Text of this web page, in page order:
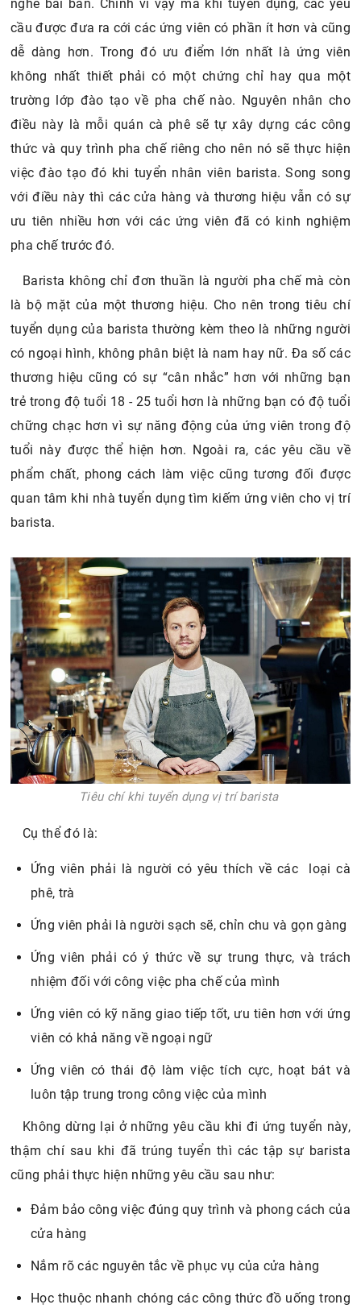
nghề bài bản. Chính vì vậy mà khi tuyển dụng, các yêu
cầu được đưa ra cới các ứng viên có phần ít hơn và cũng
dễ dàng hơn. Trong đó ưu điểm lớn nhất là ứng viên
không nhất thiết phải có một chứng chỉ hay qua một
trường lớp đào tạo về pha chế nào. Nguyên nhân cho
điều này là mỗi quán cà phê sẽ tự xây dựng các công
thức và quy trình pha chế riêng cho nên nó sẽ thực hiện
việc đào tạo đó khi tuyển nhân viên barista. Song song
với điều này thì các cửa hàng và thương hiệu vẫn có sự
ưu tiên nhiều hơn với các ứng viên đã có kinh nghiệm
pha chế trước đó.
Barista không chỉ đơn thuần là người pha chế mà còn
là bộ mặt của một thương hiệu. Cho nên trong tiêu chí
tuyển dụng của barista thường kèm theo là những người
có ngoại hình, không phân biệt là nam hay nữ. Đa số các
thương hiệu cũng có sự “cân nhắc” hơn với những bạn
trẻ trong độ tuổi 18 - 25 tuổi hơn là những bạn có độ tuổi
chững chạc hơn vì sự năng động của ứng viên trong độ
tuổi này được thể hiện hơn. Ngoài ra, các yêu cầu về
phẩm chất, phong cách làm việc cũng tương đối được
quan tâm khi nhà tuyển dụng tìm kiếm ứng viên cho vị trí
barista.
Tiêu chí khi tuyển dụng vị trí barista
Cụ thể đó là:
Ứng viên phải là người có yêu thích về các loại cà
phê, trà
Ứng viên phải là người sạch sẽ, chỉn chu và gọn gàng
Ứng viên phải có ý thức về sự trung thực, và trách
nhiệm đối với công việc pha chế của mình
Ứng viên có kỹ năng giao tiếp tốt, ưu tiên hơn với ứng
viên có khả năng về ngoại ngữ
Ứng viên có thái độ làm việc tích cực, hoạt bát và
luôn tập trung trong công việc của mình
Không dừng lại ở những yêu cầu khi đi ứng tuyển này,
thậm chí sau khi đã trúng tuyển thì các tập sự barista
cũng phải thực hiện những yêu cầu sau như:
Đảm bảo công việc đúng quy trình và phong cách của
cửa hàng
Nắm rõ các nguyên tắc về phục vụ của cửa hàng
Học thuộc nhanh chóng các công thức đồ uống trong